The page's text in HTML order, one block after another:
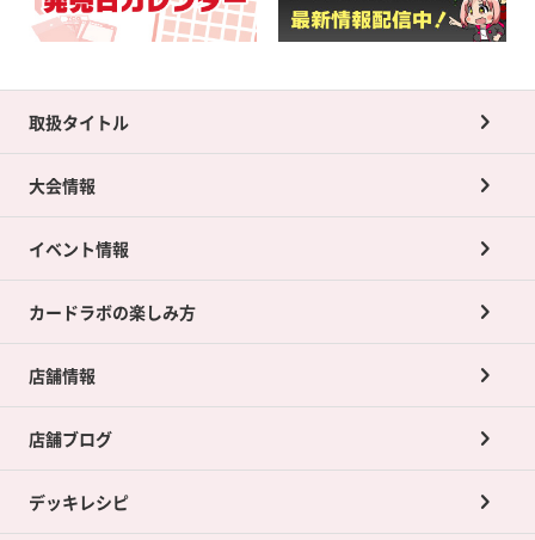
取扱タイトル
大会情報
イベント情報
カードラボの楽しみ方
店舗情報
店舗ブログ
デッキレシピ